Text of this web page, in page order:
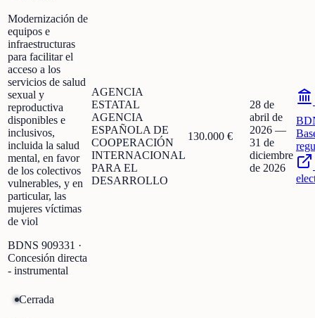
Modernización de
equipos e
infraestructuras
para facilitar el
acceso a los
servicios de salud
sexual y
reproductiva
disponibles e
inclusivos,
incluida la salud
mental, en favor
de los colectivos
vulnerables, y en
particular, las
mujeres víctimas
de viol
BDNS 909331 ·
Concesión directa
- instrumental
AGENCIA
ESTATAL
AGENCIA
ESPAÑOLA DE
COOPERACIÓN
INTERNACIONAL
PARA EL
DESARROLLO
130.000 €
28 de
abril de
2026 —
31 de
diciembre
de 2026
Cerrada